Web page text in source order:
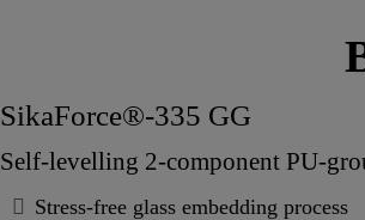
SikaForce®-335 GG
Self-levelling 2-component PU-
Stress-free glass embedding process